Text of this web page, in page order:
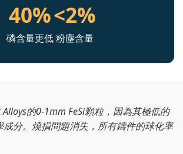
40%
磷含量更低
<2%
粉塵含量
的0-1mm FeSi顆粒，因為其極低的
分。燒損問題消失，所有鑄件的球化率